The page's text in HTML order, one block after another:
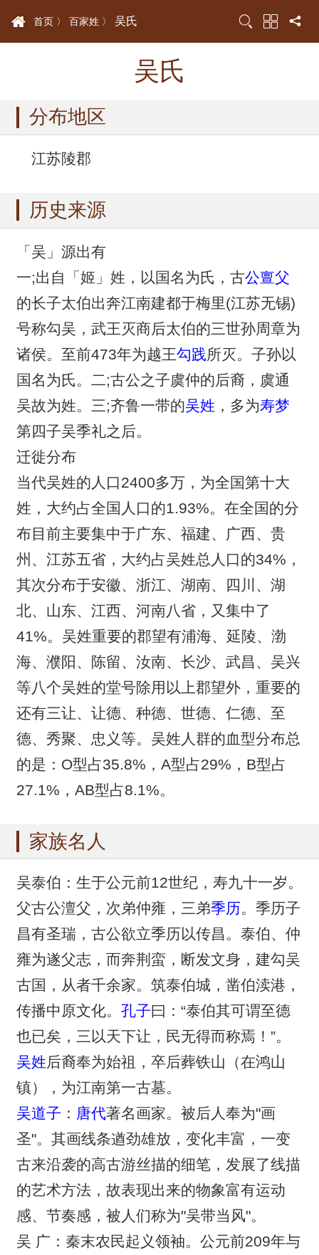
首页 〉 百家姓 〉 吴氏
吴氏
分布地区
江苏陵郡
历史来源
「吴」源出有
一;出自「姬」姓，以国名为氏，古公亶父
的长子太伯出奔江南建都于梅里(江苏无锡)
号称勾吴，武王灭商后太伯的三世孙周章为
诸侯。至前473年为越王勾践所灭。子孙以
国名为氏。二;古公之子虞仲的后裔，虞通
吴故为姓。三;齐鲁一带的吴姓 ，多为寿梦
第四子吴季礼之后。
迁徙分布
当代吴姓的人口2400多万，为全国第十大
姓，大约占全国人口的1.93%。在全国的分
布目前主要集中于广东、福建、广西、贵
州、江苏五省，大约占吴姓总人口的34%，
其次分布于安徽、浙江、湖南、四川、湖
北、山东、江西、河南八省，又集中了
41%。吴姓重要的郡望有浦海、延陵、渤
海、濮阳、陈留、汝南、长沙、武昌、吴兴
等八个吴姓的堂号除用以上郡望外，重要的
还有三让、让德、种德、世德、仁德、至
德、秀聚、忠义等。吴姓人群的血型分布总
的是：O型占35.8%，A型占29%，B型占
27.1%，AB型占8.1%。
家族名人
吴泰伯：生于公元前12世纪，寿九十一岁。
父古公澶父，次弟仲雍，三弟季历。季历子
昌有圣瑞，古公欲立季历以传昌。泰伯、仲
雍为遂父志，而奔荆蛮，断发文身，建勾吴
古国，从者千余家。筑泰伯城，凿伯渎港，
传播中原文化。 孔子曰：“泰伯其可谓至德
也已矣，三以天下让，民无得而称焉！”。
吴姓后裔奉为始祖，卒后葬铁山（在鸿山
镇），为江南第一古墓。
吴道子 ： 唐代著名画家。被后人奉为"画
圣"。其画线条遒劲雄放，变化丰富，一变
古来沿袭的高古游丝描的细笔，发展了线描
的艺术方法，故表现出来的物象富有运动
感、节奏感，被人们称为"吴带当风"。
吴 广：秦末农民起义领袖。公元前209年与